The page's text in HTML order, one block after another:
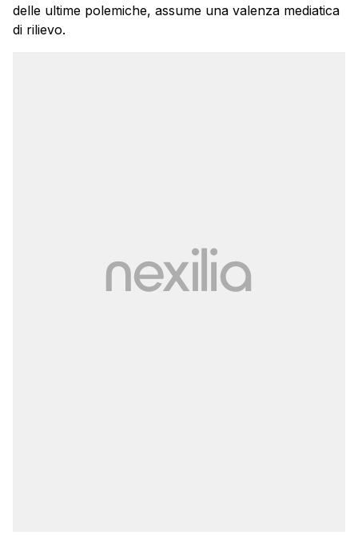
delle ultime polemiche, assume una valenza mediatica
di rilievo.